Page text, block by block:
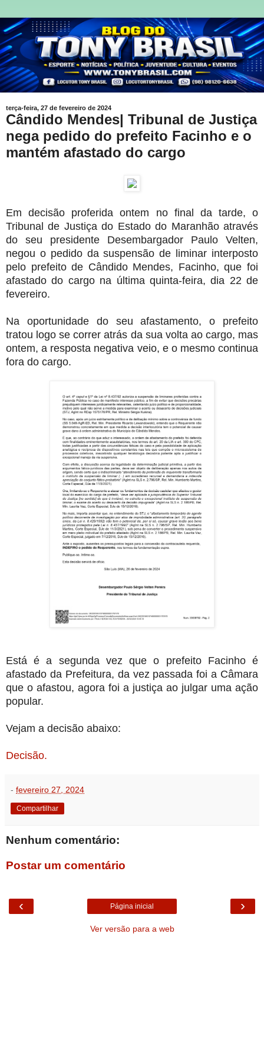
terça-feira, 27 de fevereiro de 2024
Cândido Mendes| Tribunal de Justiça
nega pedido do prefeito Facinho e o
mantém afastado do cargo
Em decisão proferida ontem no final da tarde, o
Tribunal de Justiça do Estado do Maranhão através
do seu presidente Desembargador Paulo Velten,
negou o pedido da suspensão de liminar interposto
pelo prefeito de Cândido Mendes, Facinho, que foi
afastado do cargo na última quinta-feira, dia 22 de
fevereiro.
Na oportunidade do seu afastamento, o prefeito
tratou logo se correr atrás da sua volta ao cargo, mas
ontem, a resposta negativa veio, e o mesmo continua
fora do cargo.
Está é a segunda vez que o prefeito Facinho é
afastado da Prefeitura, da vez passada foi a Câmara
que o afastou, agora foi a justiça ao julgar uma ação
popular.
Vejam a decisão abaixo:
Decisão.
- fevereiro 27, 2024
Compartilhar
Nenhum comentário:
Postar um comentário
‹ ›
Página inicial
Ver versão para a web